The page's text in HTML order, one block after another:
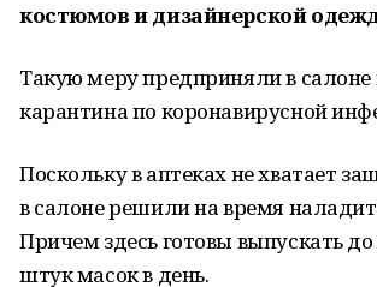
костюмов и дизайнерской
Такую меру предприняли в салоне
карантина по коронавирусной
Поскольку в аптеках не хватает
в салоне решили на время
Причем здесь готовы выпускать
штук масок в день.